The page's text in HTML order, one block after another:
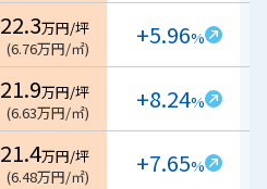
22.3万円/坪
(6.76万円/㎡) +5.96%
21.9万円/坪
(6.63万円/㎡) +8.24%
21.4万円/坪
(6.48万円/㎡) +7.65%